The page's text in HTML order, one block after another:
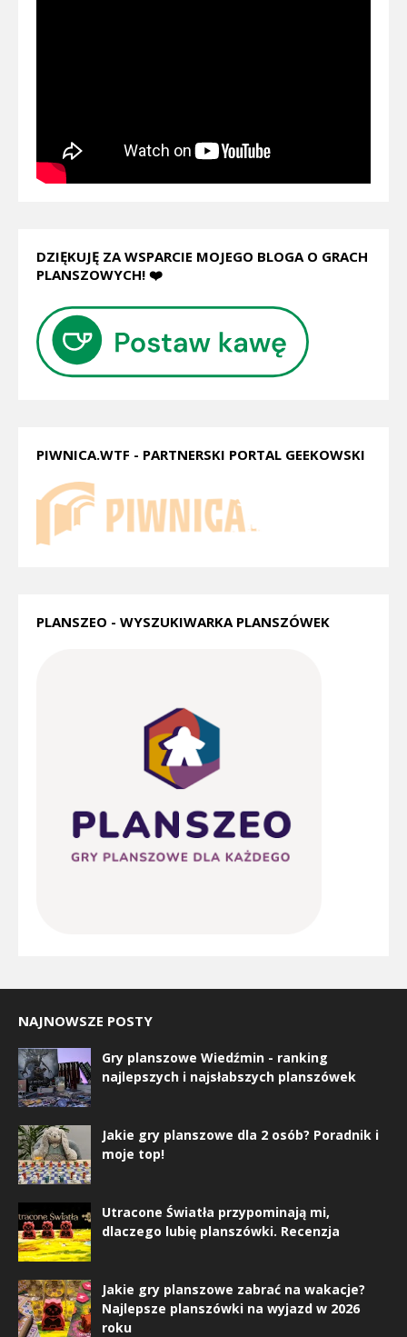
DZIĘKUJĘ ZA WSPARCIE MOJEGO BLOGA O GRACH
PLANSZOWYCH! ❤️
PIWNICA.WTF - PARTNERSKI PORTAL GEEKOWSKI
PLANSZEO - WYSZUKIWARKA PLANSZÓWEK
NAJNOWSZE POSTY
Gry planszowe Wiedźmin - ranking
najlepszych i najsłabszych planszówek
Jakie gry planszowe dla 2 osób? Poradnik i
moje top!
Utracone Światła przypominają mi,
dlaczego lubię planszówki. Recenzja
Jakie gry planszowe zabrać na wakacje?
Najlepsze planszówki na wyjazd w 2026
roku